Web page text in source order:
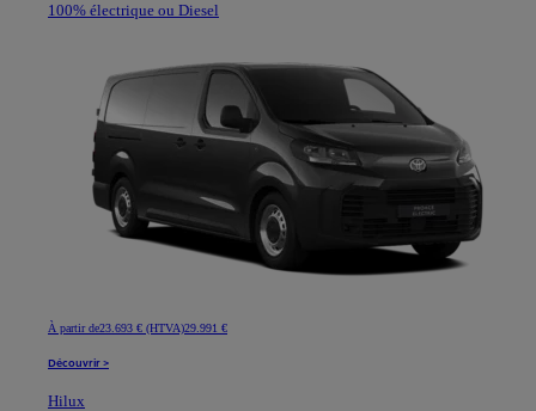
100% électrique ou Diesel
À partir de23.693 € (HTVA)29.991 €
Découvrir >
Hilux